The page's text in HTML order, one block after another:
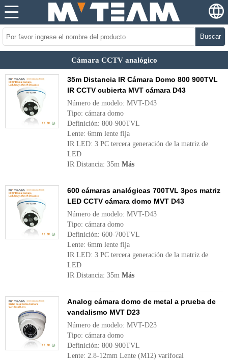
Buscar
Cámara CCTV analógico
35m Distancia IR Cámara Domo 800 900TVL
IR CCTV cubierta MVT cámara D43
Número de modelo: MVT-D43
Tipo: cámara domo
Definición: 800-900TVL
Lente: 6mm lente fija
IR LED: 3 PC tercera generación de la matriz de
LED
IR Distancia: 35m Más
600 cámaras analógicas 700TVL 3pcs matriz
LED CCTV cámara domo MVT D43
Número de modelo: MVT-D43
Tipo: cámara domo
Definición: 600-700TVL
Lente: 6mm lente fija
IR LED: 3 PC tercera generación de la matriz de
LED
IR Distancia: 35m Más
Analog cámara domo de metal a prueba de
vandalismo MVT D23
Número de modelo: MVT-D23
Tipo: cámara domo
Definición: 800-900TVL
Lente: 2.8-12mm Lente (M12) varifocal